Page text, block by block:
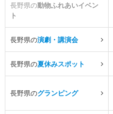
長野県の動物ふれあいイベン
ト
長野県の演劇・講演会
長野県の夏休みスポット
長野県のグランピング